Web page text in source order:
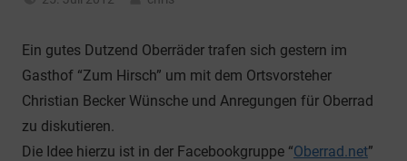
Ein gutes Dutzend Oberräder trafen sich gestern im
Gasthof “Zum Hirsch” um mit dem Ortsvorsteher
Christian Becker Wünsche und Anregungen für Oberrad
zu diskutieren.
Die Idee hierzu ist in der Facebookgruppe “Oberrad.net”